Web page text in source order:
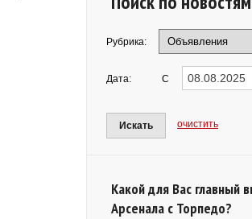
Рубрика:
Дата: С
Искать очистить
Какой для Вас главный
Арсенала с Торпедо?